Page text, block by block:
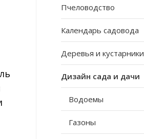
Пчеловодство
Календарь садовода
Деревья и кустарники
Дизайн сада и дачи
Водоемы
Газоны